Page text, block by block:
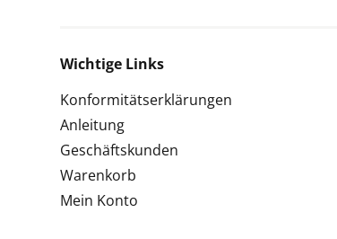
Wichtige Links
Konformitätserklärungen
Anleitung
Geschäftskunden
Warenkorb
Mein Konto